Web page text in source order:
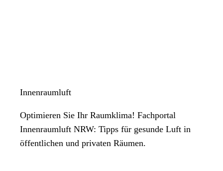
Innenraumluft
Optimieren Sie Ihr Raumklima! Fachportal
Innenraumluft NRW: Tipps für gesunde Luft in
öffentlichen und privaten Räumen.